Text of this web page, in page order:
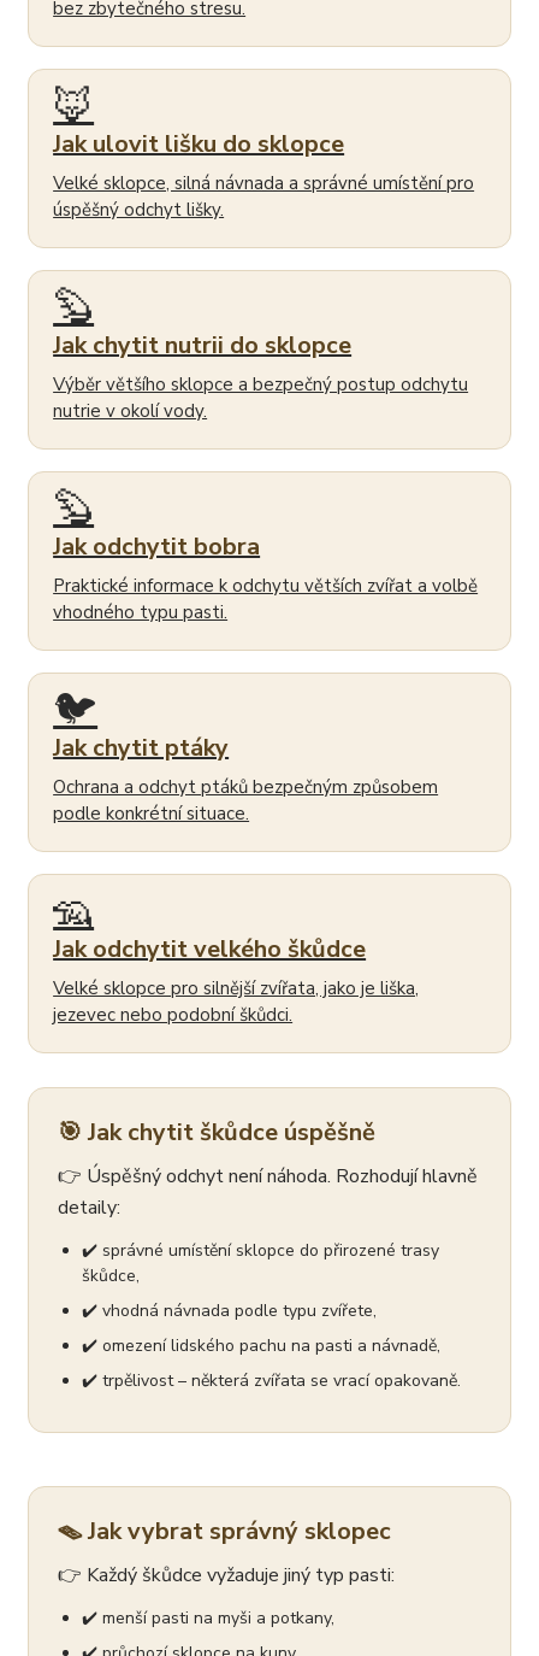
bez zbytečného stresu.
🦊
Jak ulovit lišku do sklopce
Velké sklopce, silná návnada a správné umístění pro
úspěšný odchyt lišky.
🦫
Jak chytit nutrii do sklopce
Výběr většího sklopce a bezpečný postup odchytu
nutrie v okolí vody.
🦫
Jak odchytit bobra
Praktické informace k odchytu větších zvířat a volbě
vhodného typu pasti.
🐦
Jak chytit ptáky
Ochrana a odchyt ptáků bezpečným způsobem
podle konkrétní situace.
🦡
Jak odchytit velkého škůdce
Velké sklopce pro silnější zvířata, jako je liška,
jezevec nebo podobní škůdci.
🎯 Jak chytit škůdce úspěšně
👉 Úspěšný odchyt není náhoda. Rozhodují hlavně
detaily:
✔️ správné umístění sklopce do přirozené trasy
škůdce,
✔️ vhodná návnada podle typu zvířete,
✔️ omezení lidského pachu na pasti a návnadě,
✔️ trpělivost – některá zvířata se vrací opakovaně.
🪤 Jak vybrat správný sklopec
👉 Každý škůdce vyžaduje jiný typ pasti:
✔️ menší pasti na myši a potkany,